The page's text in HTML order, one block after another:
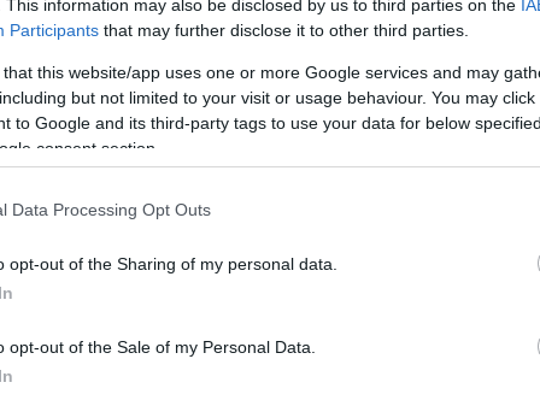
This information may also be disclosed by us to third parties on the
Participants that may further disclose it to other third parties.
that this website/app uses one or more Google services and may
but not limited to your visit or usage behaviour. You may
to Google and its third-party tags to use your data for below
consent section.
Data Processing Opt Outs
opt-out of the Sharing of my personal data.
opt-out of the Sale of my Personal Data.
Μαύρη Θάλασσα: Το Κίεβο επιχειρεί να
πλήξει τον ρωσικό εμπορικό και
στρατιωτικό «διάδρομο»